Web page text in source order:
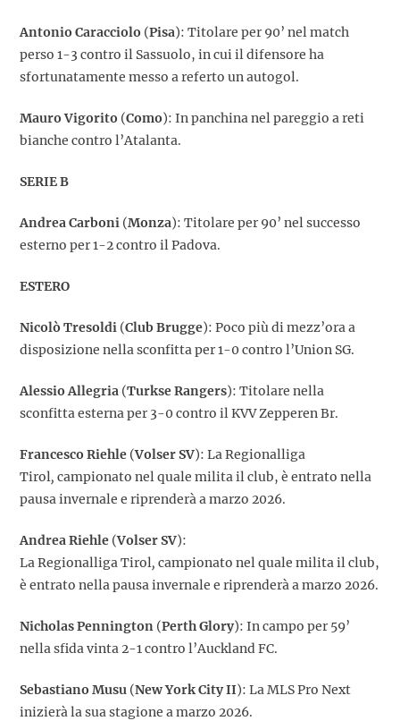
Antonio Caracciolo (Pisa): Titolare per 90’ nel match
perso 1-3 contro il Sassuolo, in cui il difensore ha
sfortunatamente messo a referto un autogol.
Mauro Vigorito (Como): In panchina nel pareggio a reti
bianche contro l’Atalanta.
SERIE B
Andrea Carboni (Monza): Titolare per 90’ nel successo
esterno per 1-2 contro il Padova.
ESTERO
Nicolò Tresoldi (Club Brugge): Poco più di mezz’ora a
disposizione nella sconfitta per 1-0 contro l’Union SG.
Alessio Allegria (Turkse Rangers): Titolare nella
sconfitta esterna per 3-0 contro il KVV Zepperen Br.
Francesco Riehle (Volser SV): La Regionalliga
Tirol, campionato nel quale milita il club, è entrato nella
pausa invernale e riprenderà a marzo 2026.
Andrea Riehle (Volser SV):
La Regionalliga Tirol, campionato nel quale milita il club,
è entrato nella pausa invernale e riprenderà a marzo 2026.
Nicholas Pennington (Perth Glory): In campo per 59’
nella sfida vinta 2-1 contro l’Auckland FC.
Sebastiano Musu (New York City II): La MLS Pro Next
inizierà la sua stagione a marzo 2026.